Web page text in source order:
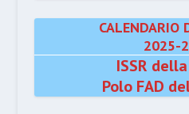
CALENDARIO
2025-
ISSR
Polo FAD